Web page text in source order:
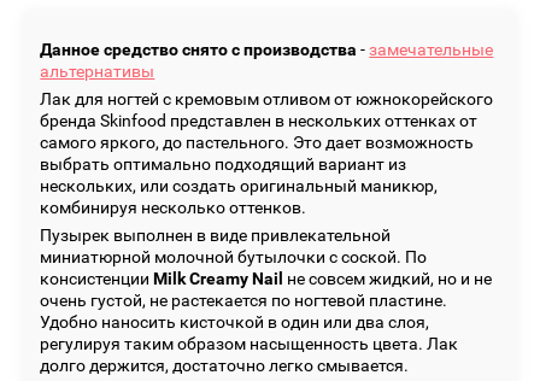
Данное средство снято с производства -замечательные
альтернативы
Лак для ногтей с кремовым отливом от южнокорейского
бренда Skinfood представлен в нескольких оттенках от
самого яркого, до пастельного. Это дает возможность
выбрать оптимально подходящий вариант из
нескольких, или создать оригинальный маникюр,
комбинируя несколько оттенков.
Пузырек выполнен в виде привлекательной
миниатюрной молочной бутылочки с соской. По
консистенцииMilk Creamy Nail не совсем жидкий, но и не
очень густой, не растекается по ногтевой пластине.
Удобно наносить кисточкой в один или два слоя,
регулируя таким образом насыщенность цвета. Лак
долго держится, достаточно легко смывается.